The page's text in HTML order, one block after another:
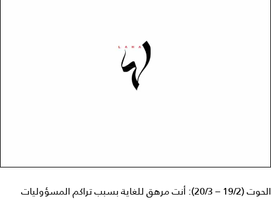
الحوت (19/2 – 20/3): أنت مرهق للغاية بسبب تراكم المسؤوليات